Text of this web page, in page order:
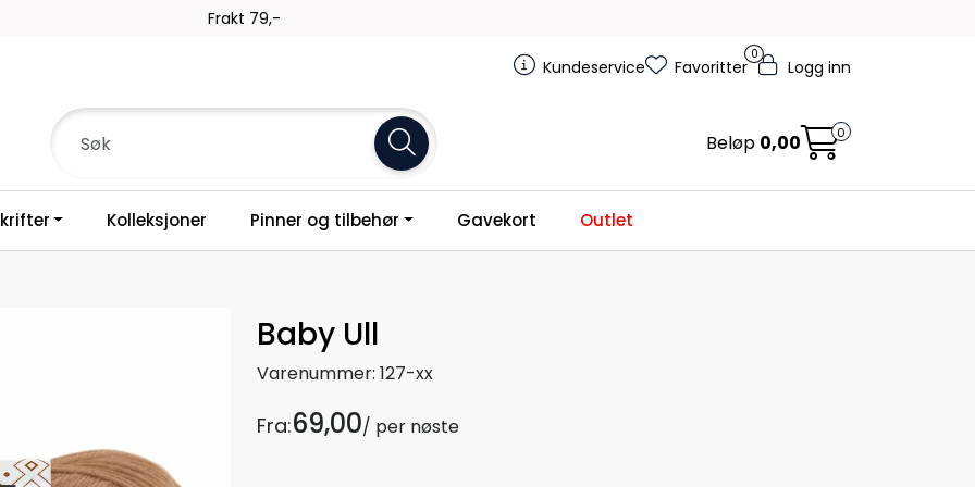
Frakt 79,-
Kundeservice
0
Favoritter Logg inn
Beløp 0,00 0
Kolleksjoner Pinner og tilbehør Gavekort Outlet
Baby Ull
Varenummer: 127-xx
Fra:69,00/ per nøste